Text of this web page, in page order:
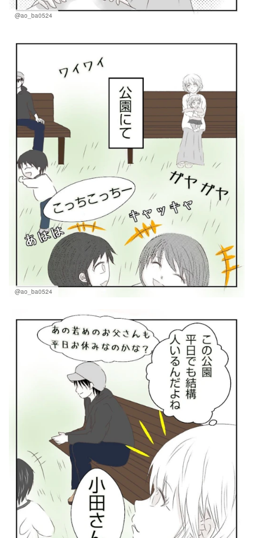
@ao_ba0524
@ao_ba0524